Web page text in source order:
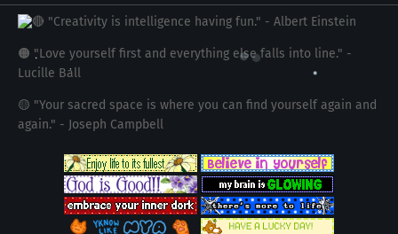
🔴 "Creativity is intelligence having fun." - Albert Einstein
🟠 "Love yourself first and everything else falls into line." -
Lucille Ball
🟡 "Your sacred space is where you can find yourself again and
again." - Joseph Campbell